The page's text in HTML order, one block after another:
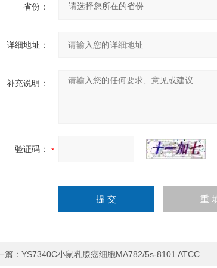
省份：
详细地址：
补充说明：
验证码：
篇： YS7340C小鼠乳腺癌细胞MA782/5s-8101 ATCC